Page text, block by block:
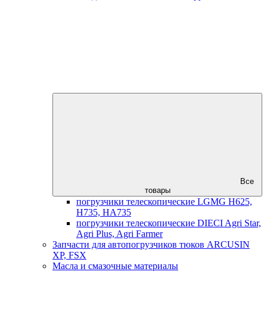
Все
товары
погрузчики телескопические LGMG H625,
H735, HA735
погрузчики телескопические DIECI Agri Star,
Agri Plus, Agri Farmer
Запчасти для автопогрузчиков тюков ARCUSIN
XP, FSX
Масла и смазочные материалы